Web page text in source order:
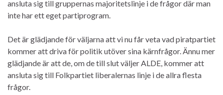
ansluta sig till gruppernas majoritetslinje i de frågor där man
inte har ett eget partiprogram.
Det är glädjande för väljarna att vi nu får veta vad piratpartiet
kommer att driva för politik utöver sina kärnfrågor. Ännu mer
glädjande är att de, om de till slut väljer ALDE, kommer att
ansluta sig till Folkpartiet liberalernas linje i de allra flesta
frågor.